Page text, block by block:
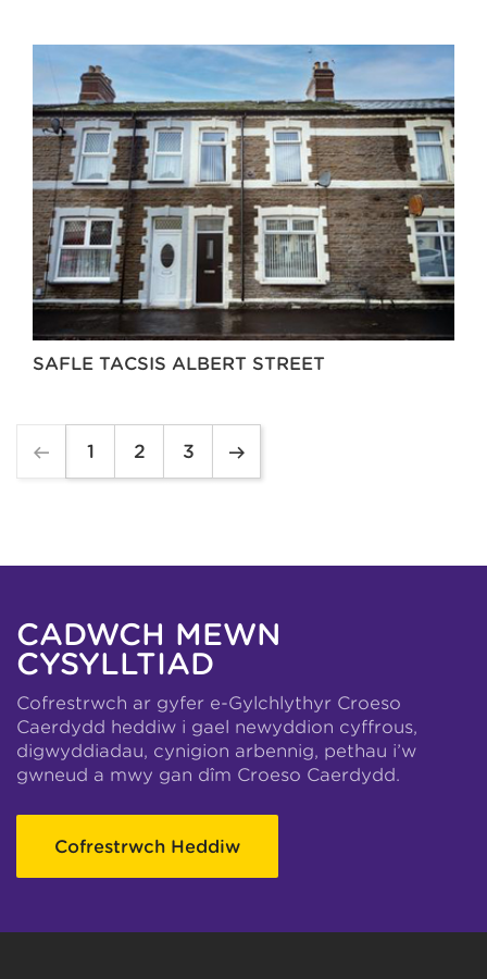
SAFLE TACSIS ALBERT STREET
1 2 3
CADWCH MEWN
CYSYLLTIAD
Cofrestrwch ar gyfer e-Gylchlythyr Croeso
Caerdydd heddiw i gael newyddion cyffrous,
digwyddiadau, cynigion arbennig, pethau i’w
gwneud a mwy gan dîm Croeso Caerdydd.
Cofrestrwch Heddiw